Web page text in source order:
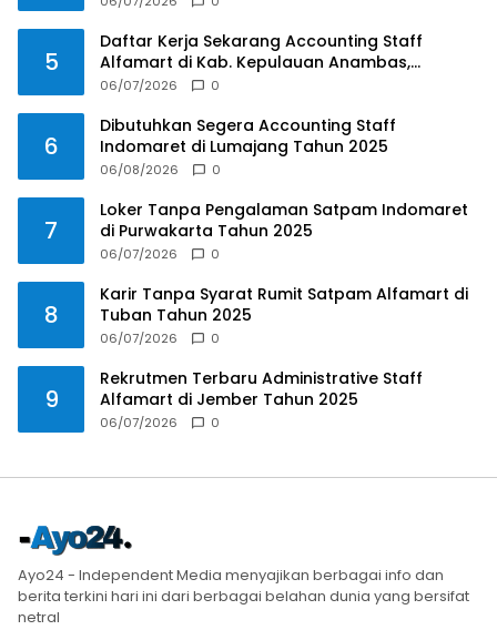
5
Daftar Kerja Sekarang Accounting Staff
Alfamart di Kab. Kepulauan Anambas,
Kepulauan Riau Tahun 2025
06/07/2026 0
6
Dibutuhkan Segera Accounting Staff
Indomaret di Lumajang Tahun 2025
06/08/2026 0
7
Loker Tanpa Pengalaman Satpam Indomaret
di Purwakarta Tahun 2025
06/07/2026 0
8
Karir Tanpa Syarat Rumit Satpam Alfamart di
Tuban Tahun 2025
06/07/2026 0
9
Rekrutmen Terbaru Administrative Staff
Alfamart di Jember Tahun 2025
06/07/2026 0
Ayo24 - Independent Media menyajikan berbagai info dan
berita terkini hari ini dari berbagai belahan dunia yang bersifat
netral